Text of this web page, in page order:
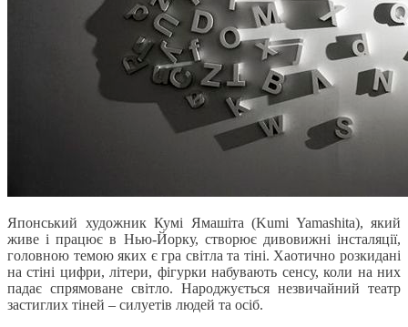
Японський художник Кумі Ямашіта (Kumi Yamashita), який
живе і працює в Нью-Йорку, створює дивовижні інсталяції,
головною темою яких є гра світла та тіні. Хаотично розкидані
на стіні цифри, літери, фігурки набувають сенсу, коли на них
падає спрямоване світло. Народжується незвичайний театр
застиглих тіней – силуетів людей та осіб.